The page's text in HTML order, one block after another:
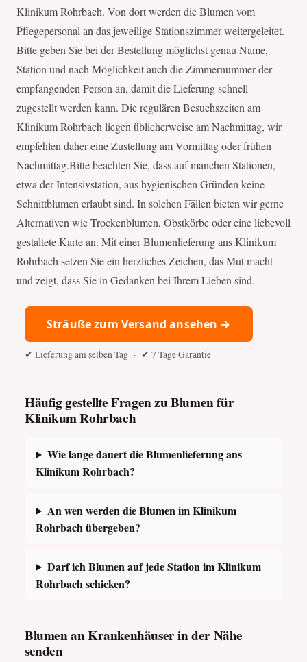
Klinikum Rohrbach. Von dort werden die Blumen vom
Pflegepersonal an das jeweilige Stationszimmer weitergeleitet.
Bitte geben Sie bei der Bestellung möglichst genau Name,
Station und nach Möglichkeit auch die Zimmernummer der
empfangenden Person an, damit die Lieferung schnell
zugestellt werden kann. Die regulären Besuchszeiten am
Klinikum Rohrbach liegen üblicherweise am Nachmittag, wir
empfehlen daher eine Zustellung am Vormittag oder frühen
Nachmittag.Bitte beachten Sie, dass auf manchen Stationen,
etwa der Intensivstation, aus hygienischen Gründen keine
Schnittblumen erlaubt sind. In solchen Fällen bieten wir gerne
Alternativen wie Trockenblumen, Obstkörbe oder eine liebevoll
gestaltete Karte an. Mit einer Blumenlieferung ans Klinikum
Rohrbach setzen Sie ein herzliches Zeichen, das Mut macht
und zeigt, dass Sie in Gedanken bei Ihrem Lieben sind.
Sträuße zum Versand ansehen →
✔ Lieferung am selben Tag · ✔ 7 Tage Garantie
Häufig gestellte Fragen zu Blumen für
Klinikum Rohrbach
Wie lange dauert die Blumenlieferung ans
Klinikum Rohrbach?
An wen werden die Blumen im Klinikum
Rohrbach übergeben?
Darf ich Blumen auf jede Station im Klinikum
Rohrbach schicken?
Blumen an Krankenhäuser in der Nähe
senden